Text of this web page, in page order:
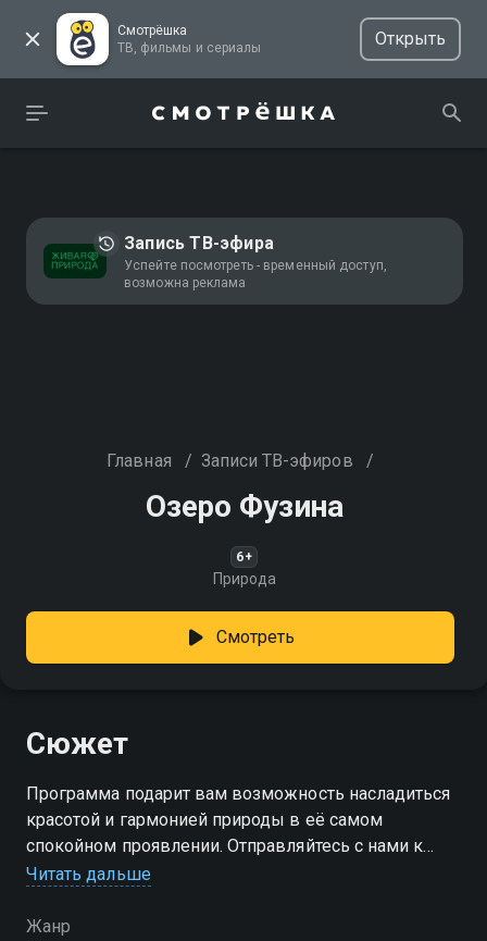
Смотрёшка
ТВ, фильмы и сериалы
Открыть
Запись ТВ-эфира
Успейте посмотреть - временный доступ,
возможна реклама
Главная / Записи ТВ-эфиров /
Озеро Фузина
6+
Природа
Смотреть
Сюжет
Программа подарит вам возможность насладиться
красотой и гармонией природы в её самом
спокойном проявлении. Отправляйтесь с нами к
озеру Фузина!
Читать дальше
Жанр